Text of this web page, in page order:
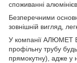
споживанні
Безперечними
зовнішній вигляд,
У компанії АЛЮМЕТ
профільну трубу
прямокутну), адже у